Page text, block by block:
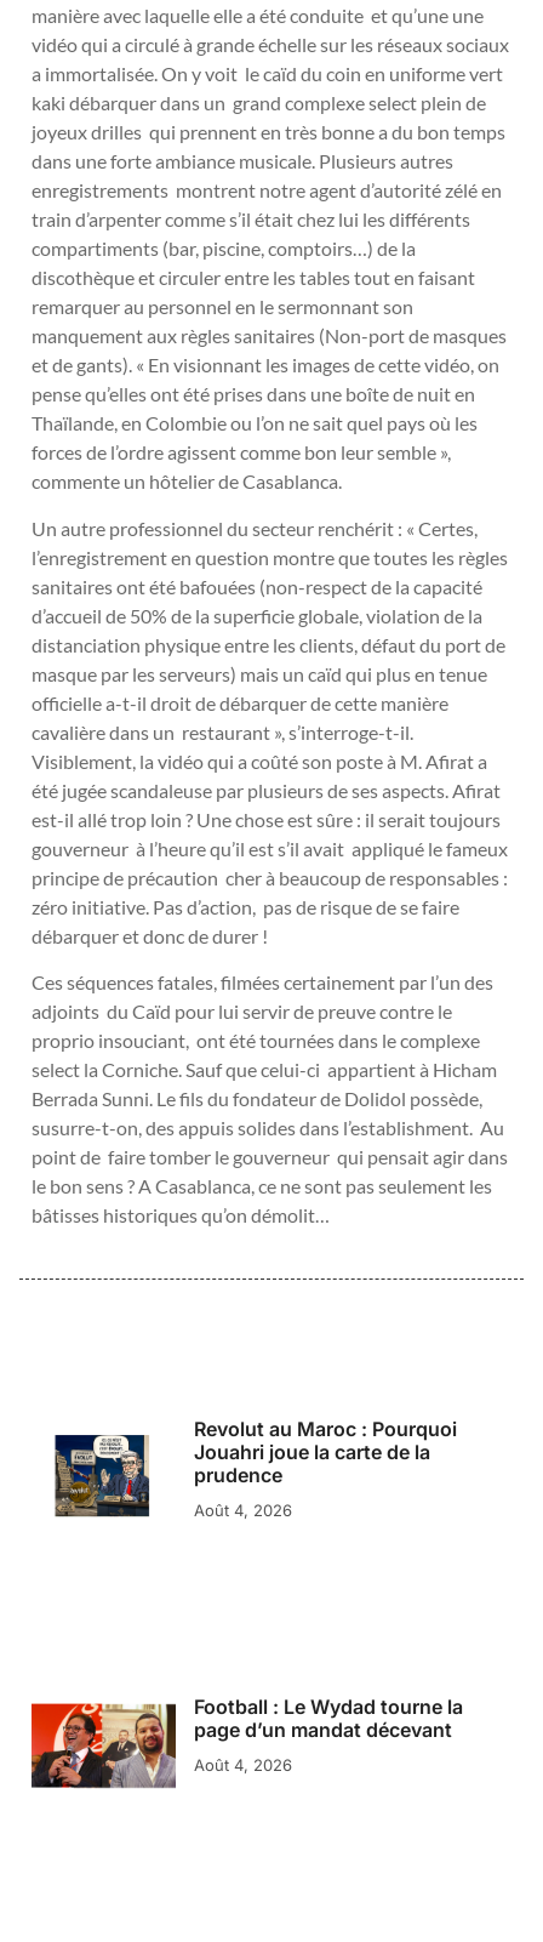
manière avec laquelle elle a été conduite et qu’une une
vidéo qui a circulé à grande échelle sur les réseaux sociaux
a immortalisée. On y voit le caïd du coin en uniforme vert
kaki débarquer dans un grand complexe select plein de
joyeux drilles qui prennent en très bonne a du bon temps
dans une forte ambiance musicale. Plusieurs autres
enregistrements montrent notre agent d’autorité zélé en
train d’arpenter comme s’il était chez lui les différents
compartiments (bar, piscine, comptoirs…) de la
discothèque et circuler entre les tables tout en faisant
remarquer au personnel en le sermonnant son
manquement aux règles sanitaires (Non-port de masques
et de gants). « En visionnant les images de cette vidéo, on
pense qu’elles ont été prises dans une boîte de nuit en
Thaïlande, en Colombie ou l’on ne sait quel pays où les
forces de l’ordre agissent comme bon leur semble »,
commente un hôtelier de Casablanca.
Un autre professionnel du secteur renchérit : « Certes,
l’enregistrement en question montre que toutes les règles
sanitaires ont été bafouées (non-respect de la capacité
d’accueil de 50% de la superficie globale, violation de la
distanciation physique entre les clients, défaut du port de
masque par les serveurs) mais un caïd qui plus en tenue
officielle a-t-il droit de débarquer de cette manière
cavalière dans un restaurant », s’interroge-t-il.
Visiblement, la vidéo qui a coûté son poste à M. Afirat a
été jugée scandaleuse par plusieurs de ses aspects. Afirat
est-il allé trop loin ? Une chose est sûre : il serait toujours
gouverneur à l’heure qu’il est s’il avait appliqué le fameux
principe de précaution cher à beaucoup de responsables :
zéro initiative. Pas d’action, pas de risque de se faire
débarquer et donc de durer !
Ces séquences fatales, filmées certainement par l’un des
adjoints du Caïd pour lui servir de preuve contre le
proprio insouciant, ont été tournées dans le complexe
select la Corniche. Sauf que celui-ci appartient à Hicham
Berrada Sunni. Le fils du fondateur de Dolidol possède,
susurre-t-on, des appuis solides dans l’establishment. Au
point de faire tomber le gouverneur qui pensait agir dans
le bon sens ? A Casablanca, ce ne sont pas seulement les
bâtisses historiques qu’on démolit…
Revolut au Maroc : Pourquoi
Jouahri joue la carte de la
prudence
Août 4, 2026
Football : Le Wydad tourne la
page d’un mandat décevant
Août 4, 2026